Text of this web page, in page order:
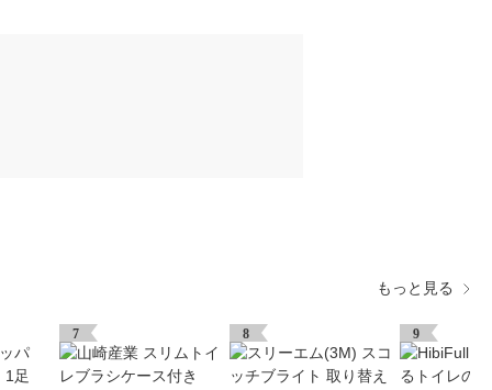
もっと見る
7 8 9